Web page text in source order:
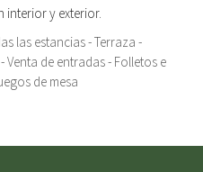
interior y exterior.
las estancias - Terraza -
de entradas - Folletos e
de mesa